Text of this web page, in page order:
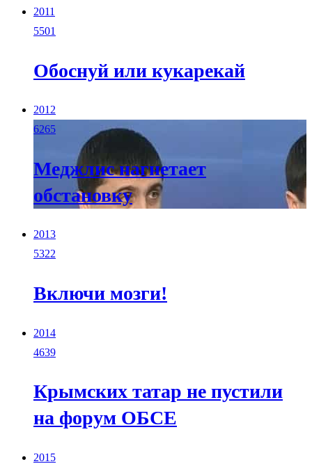
2011
5501
Обоснуй или кукарекай
2012
6265
Меджлис нагнетает
обстановку
2013
5322
Включи мозги!
2014
4639
Крымских татар не пустили
на форум ОБСЕ
2015